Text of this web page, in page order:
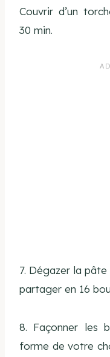
Couvrir d’un
30 min.
7. Dégazer la
partager en 16
8. Façonner les
forme de votre